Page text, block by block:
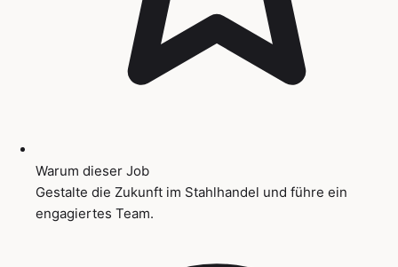
Warum dieser Job
Gestalte die Zukunft im Stahlhandel und führe ein
engagiertes Team.